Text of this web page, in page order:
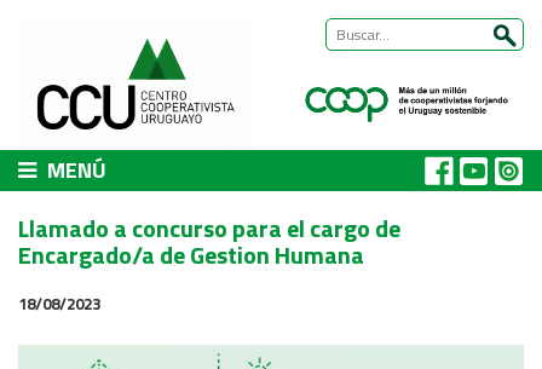
MENÚ
Presentación
Autoridades y equipo
ÁREAS DE TRABAJO
Llamado a concurso para el cargo de
Encargado/a de Gestion Humana
18/08/2023